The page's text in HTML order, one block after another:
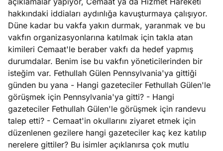
kimler
Ağustos
6, 2026
yasalar
Köşe
Yazıları
Spor
Yazıları
Yazıları
hakkındaki iddiaları aydınlığa kavuşturmaya çalışıyor.
Düne kadar bu vakfa yakın durmak, yaranmak ve bu
vakfın organizasyonlarına katılmak için takla atan
kimileri Cemaat'le beraber vakfı da hedef yapmış
durumdalar. Benim ise bu vakfın yöneticilerinden bir
isteğim var. Fethullah Gülen Pennsylvania'ya gittiği
günden bu yana - Hangi gazeteciler Fethullah Gülen'le
görüşmek için Pennsylvania'ya gitti? - Hangi
gazeteciler Fethullah Gülen'le görüşmek için randevu
talep etti? - Cemaat'in okullarını ziyaret etmek için
düzenlenen gezilere hangi gazeteciler kaç kez katılıp
nerelere gittiler? Bu isimler açıklanırsa çok mutlu